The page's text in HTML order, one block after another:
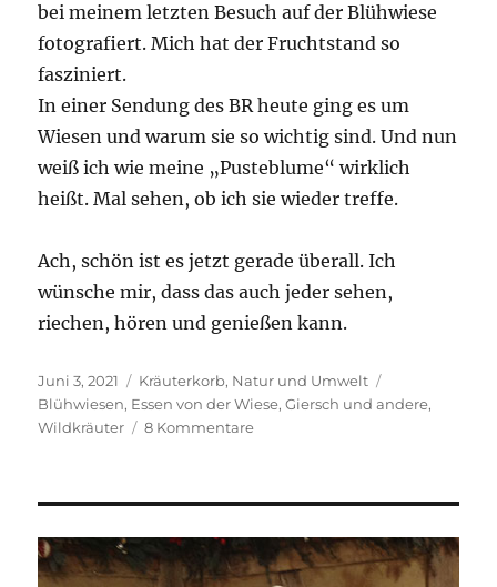
bei meinem letzten Besuch auf der Blühwiese
fotografiert. Mich hat der Fruchtstand so
fasziniert.
In einer Sendung des BR heute ging es um
Wiesen und warum sie so wichtig sind. Und nun
weiß ich wie meine „Pusteblume“ wirklich
heißt. Mal sehen, ob ich sie wieder treffe.
Ach, schön ist es jetzt gerade überall. Ich
wünsche mir, dass das auch jeder sehen,
riechen, hören und genießen kann.
Veröffentlicht
am
Juni 3, 2021 Kategorien
Kräuterkorb, Natur und Umwelt
Blühwiesen, Essen von der Wiese,Giersch und andere,
Wildkräuter
8 Kommentarezu
und
Essen